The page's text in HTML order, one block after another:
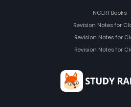
NCERT Books
Revision Notes for
Revision Notes for
Revision Notes for